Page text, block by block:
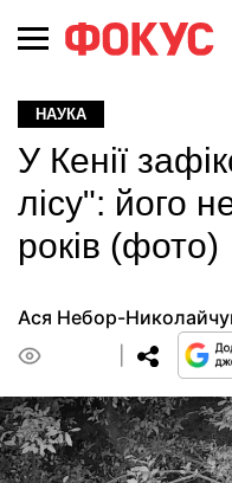
НАУКА
У Кенії
лісу": його
років (фото)
Ася Небор-